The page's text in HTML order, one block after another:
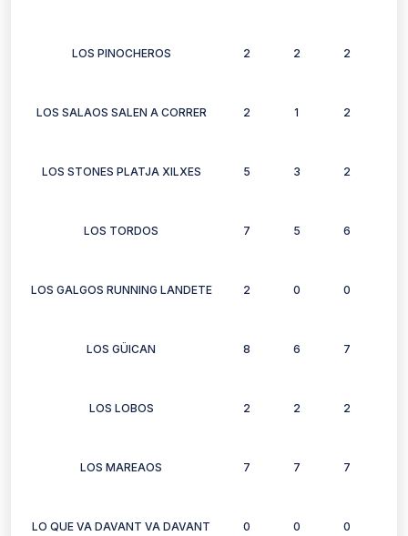
LOS PINOCHEROS 2 2 2
LOS SALAOS SALEN A CORRER 2 1 2
LOS STONES PLATJA XILXES 5 3 2
LOS TORDOS 7 5 6
LOS GALGOS RUNNING LANDETE 2 0 0
LOS GÜICAN 8 6 7
LOS LOBOS 2 2 2
LOS MAREAOS 7 7 7
LO QUE VA DAVANT VA DAVANT 0 0 0